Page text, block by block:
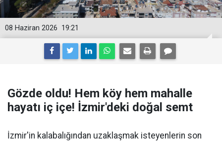
19:21
08 Haziran 2026
Gözde oldu! Hem köy hem mahalle
hayatı iç içe! İzmir'deki doğal semt
İzmir'in kalabalığından uzaklaşmak isteyenlerin son